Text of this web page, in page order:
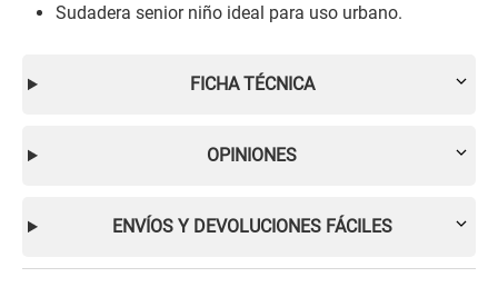
Sudadera senior niño ideal para uso urbano.
FICHA TÉCNICA
OPINIONES
ENVÍOS Y DEVOLUCIONES FÁCILES